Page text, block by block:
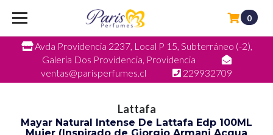
Avda Providencia 2237, Local P 15, Subterráneo (-2),
Galeria Dos Providencia, Providencia
ventas@parisperfumes.cl
229932709
0
Lattafa
Mayar Natural Intense De Lattafa Edp 100ML